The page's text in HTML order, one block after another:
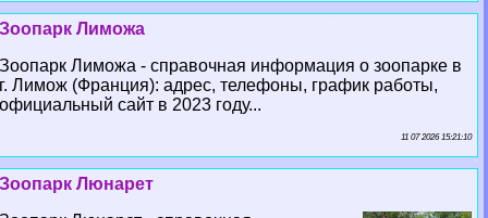
Зоопарк Лиможа
Зоопарк Лиможа - справочная информация о зоопарке в
г. Лимож (Франция): адрес, телефоны, график работы,
официальный сайт в 2023 году...
11 07 2026 15:21:10
Зоопарк Люнарет